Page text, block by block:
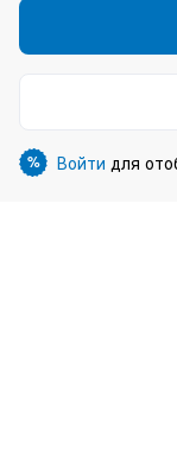
% Войти для